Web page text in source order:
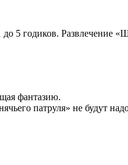
до 5 годиков.
фантазию.
патруля» не будут